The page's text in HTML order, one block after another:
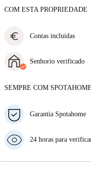
COM ESTA PROPRIEDADE
euro Contas incluídas
incluídas. A renda e as
para uma experiência
Senhorio verificado
Mais sobre este senhorio
SEMPRE COM SPOTAHOME
Garantia Spotahome
antecedência, nós
seu dinheiro na
24 horas para